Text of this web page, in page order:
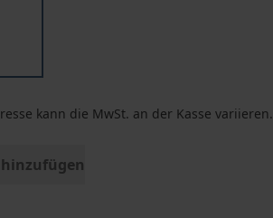
kann die MwSt. an der Kasse variieren.